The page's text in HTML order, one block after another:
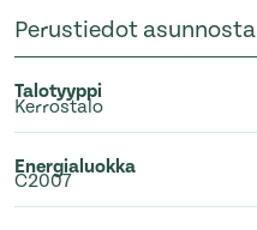
Perustiedot asunnosta
Talotyyppi
Kerrostalo
Energialuokka
C2007